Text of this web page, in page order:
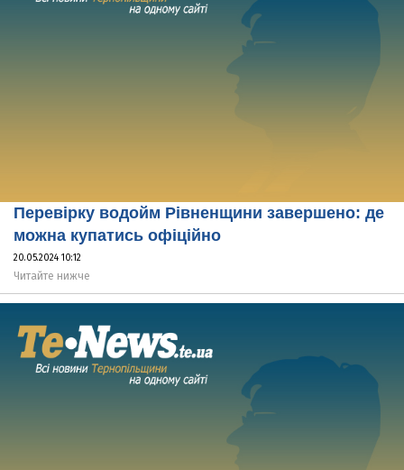
Перевірку водойм Рівненщини завершено: де
можна купатись офіційно
20.05.2024 10:12
Читайте нижче